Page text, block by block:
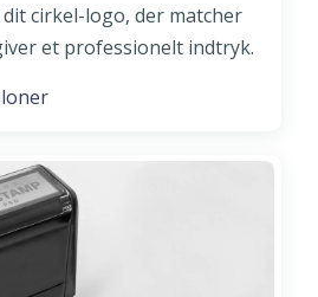
cirkel-logo, der matcher
et professionelt indtryk.